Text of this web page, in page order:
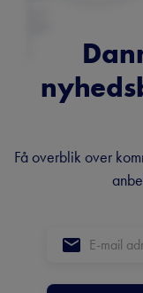
Få overblik over